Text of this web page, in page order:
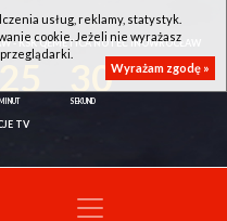
- KSK QEMETICA NOTEĆ INOWROCŁAW
30
TV
usług, reklamy, statystyk.
cookie. Jeżeli nie wyrażasz
Wyrażam zgodę »